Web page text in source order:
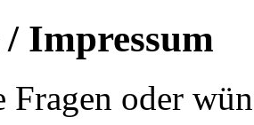
Impressum
Fragen oder